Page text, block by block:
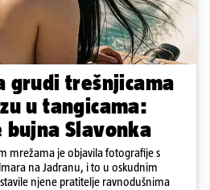
grudi trešnjicama
u tangicama:
Slavonka
mrežama je objavila fotografije s
na Jadranu, i to u oskudnim
njene pratitelje ravnodušnima